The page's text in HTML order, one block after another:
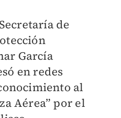
de
García
en redes
al
Aérea” por el